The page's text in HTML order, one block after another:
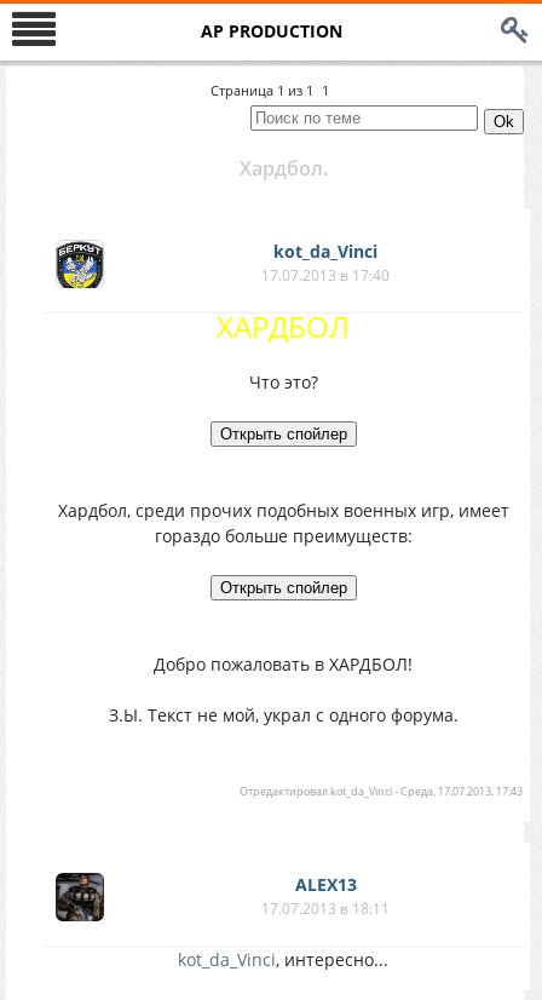
AP PRODUCTION
Страница 1 из 1 1
Хардбол.
kot_da_Vinci
17.07.2013 в 17:40
ХАРДБОЛ
Что это?
Хардбол, среди прочих подобных военных игр, имеет
гораздо больше преимуществ:
Добро пожаловать в ХАРДБОЛ!
З.Ы. Текст не мой, украл с одного форума.
Отредактировал kot_da_Vinci-Среда, 17.07.2013, 17:43
ALEX13
17.07.2013 в 18:11
kot_da_Vinci, интересно...